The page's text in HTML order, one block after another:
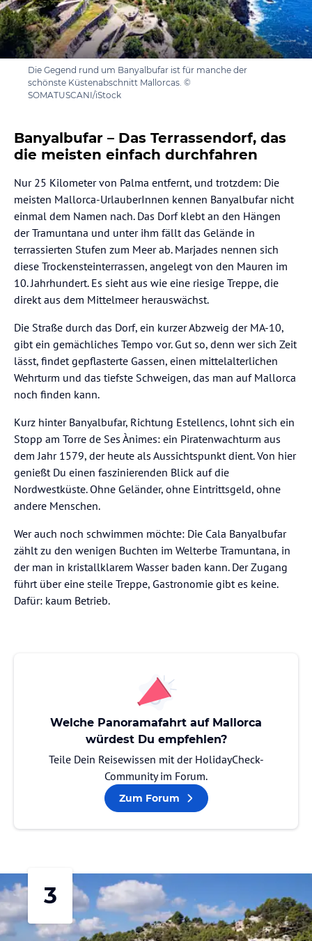
Die Gegend rund um Banyalbufar ist für manche der
schönste Küstenabschnitt Mallorcas. ©
SOMATUSCANI/iStock
Banyalbufar – Das Terrassendorf, das
die meisten einfach durchfahren
Nur 25 Kilometer von Palma entfernt, und trotzdem: Die
meisten Mallorca-UrlauberInnen kennen Banyalbufar nicht
einmal dem Namen nach. Das Dorf klebt an den Hängen
der Tramuntana und unter ihm fällt das Gelände in
terrassierten Stufen zum Meer ab. Marjades nennen sich
diese Trockensteinterrassen, angelegt von den Mauren im
10. Jahrhundert. Es sieht aus wie eine riesige Treppe, die
direkt aus dem Mittelmeer herauswächst.
Die Straße durch das Dorf, ein kurzer Abzweig der MA-10,
gibt ein gemächliches Tempo vor. Gut so, denn wer sich Zeit
lässt, findet gepflasterte Gassen, einen mittelalterlichen
Wehrturm und das tiefste Schweigen, das man auf Mallorca
noch finden kann.
Kurz hinter Banyalbufar, Richtung Estellencs, lohnt sich ein
Stopp am Torre de Ses Ànimes: ein Piratenwachturm aus
dem Jahr 1579, der heute als Aussichtspunkt dient. Von hier
genießt Du einen faszinierenden Blick auf die
Nordwestküste. Ohne Geländer, ohne Eintrittsgeld, ohne
andere Menschen.
Wer auch noch schwimmen möchte: Die Cala Banyalbufar
zählt zu den wenigen Buchten im Welterbe Tramuntana, in
der man in kristallklarem Wasser baden kann. Der Zugang
führt über eine steile Treppe, Gastronomie gibt es keine.
Dafür: kaum Betrieb.
Welche Panoramafahrt auf Mallorca
würdest Du empfehlen?
Teile Dein Reisewissen mit der HolidayCheck-
Community im Forum.
Zum Forum
3